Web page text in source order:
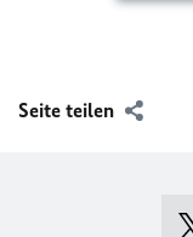
Seite teilen